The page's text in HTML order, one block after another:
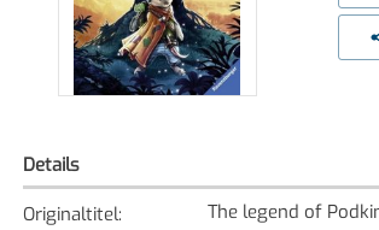
Details
Originaltitel:
The legend of